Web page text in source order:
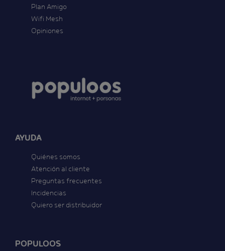
Plan Amigo
Wifi Mesh
Opiniones
AYUDA
Quiénes somos
Atención al cliente
Preguntas frecuentes
Incidencias
Quiero ser distribuidor
POPULOOS